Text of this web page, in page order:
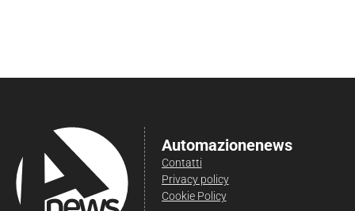
Automazionenews
Contatti
Privacy policy
Cookie Policy